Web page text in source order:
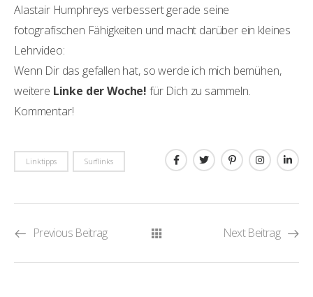
Alastair Humphreys verbessert gerade seine
fotografischen Fähigkeiten und macht darüber ein kleines
Lehrvideo:
Wenn Dir das gefallen hat, so werde ich mich bemühen,
weitere Linke der Woche! für Dich zu sammeln.
Kommentar!
Linktipps Surflinks
Previous Beitrag Next Beitrag